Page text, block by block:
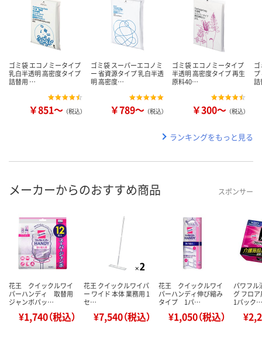
ゴミ袋 エコノミータイプ
乳白半透明 高密度タイプ
詰替用 …
￥851～ （税込）
ゴミ袋 スーパーエコノミ
ー 省資源タイプ 乳白半透
明 高密度…
￥789～ （税込）
ゴミ袋 エコノミータイプ
半透明 高密度タイプ 再生
原料40…
￥300～ （税込）
ランキングをもっと見る
メーカーからのおすすめ商品 スポンサー
花王 クイックルワイ
パーハンディ 取替用
ジャンボパッ…
¥1,740（税込）
花王 クイックルワイパ
ー ワイド 本体 業務用 1
セ…
¥7,540（税込）
花王 クイックルワイ
パーハンディ伸び縮み
タイプ 1パ…
¥1,050（税込）
パワフル
グ フロ
1パック…